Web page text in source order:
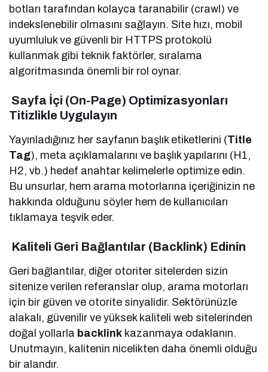
botları tarafından kolayca taranabilir (crawl) ve
indekslenebilir olmasını sağlayın. Site hızı, mobil
uyumluluk ve güvenli bir HTTPS protokolü
kullanmak gibi teknik faktörler, sıralama
algoritmasında önemli bir rol oynar.
Sayfa İçi (On-Page) Optimizasyonları
Titizlikle Uygulayın
Yayınladığınız her sayfanın başlık etiketlerini (Title
Tag), meta açıklamalarını ve başlık yapılarını (H1,
H2, vb.) hedef anahtar kelimelerle optimize edin.
Bu unsurlar, hem arama motorlarına içeriğinizin ne
hakkında olduğunu söyler hem de kullanıcıları
tıklamaya teşvik eder.
Kaliteli Geri Bağlantılar (Backlink) Edinin
Geri bağlantılar, diğer otoriter sitelerden sizin
sitenize verilen referanslar olup, arama motorları
için bir güven ve otorite sinyalidir. Sektörünüzle
alakalı, güvenilir ve yüksek kaliteli web sitelerinden
doğal yollarla backlink kazanmaya odaklanın.
Unutmayın, kalitenin nicelikten daha önemli olduğu
bir alandır.